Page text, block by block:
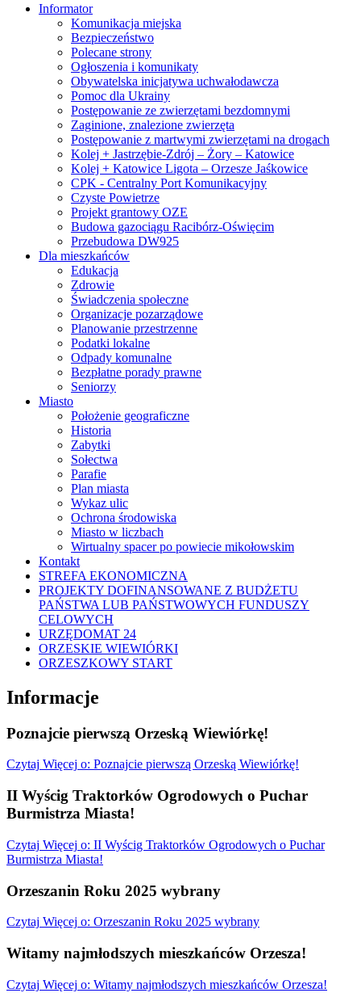
Informator
Komunikacja miejska
Bezpieczeństwo
Polecane strony
Ogłoszenia i komunikaty
Obywatelska inicjatywa uchwałodawcza
Pomoc dla Ukrainy
Postępowanie ze zwierzętami bezdomnymi
Zaginione, znalezione zwierzęta
Postępowanie z martwymi zwierzętami na drogach
Kolej + Jastrzębie-Zdrój – Żory – Katowice
Kolej + Katowice Ligota – Orzesze Jaśkowice
CPK - Centralny Port Komunikacyjny
Czyste Powietrze
Projekt grantowy OZE
Budowa gazociągu Racibórz-Oświęcim
Przebudowa DW925
Dla mieszkańców
Edukacja
Zdrowie
Świadczenia społeczne
Organizacje pozarządowe
Planowanie przestrzenne
Podatki lokalne
Odpady komunalne
Bezpłatne porady prawne
Seniorzy
Miasto
Położenie geograficzne
Historia
Zabytki
Sołectwa
Parafie
Plan miasta
Wykaz ulic
Ochrona środowiska
Miasto w liczbach
Wirtualny spacer po powiecie mikołowskim
Kontakt
STREFA EKONOMICZNA
PROJEKTY DOFINANSOWANE Z BUDŻETU
PAŃSTWA LUB PAŃSTWOWYCH FUNDUSZY
CELOWYCH
URZĘDOMAT 24
ORZESKIE WIEWIÓRKI
ORZESZKOWY START
Informacje
Poznajcie pierwszą Orzeską Wiewiórkę!
Czytaj Więcej o: Poznajcie pierwszą Orzeską Wiewiórkę!
II Wyścig Traktorków Ogrodowych o Puchar
Burmistrza Miasta!
Czytaj Więcej o: II Wyścig Traktorków Ogrodowych o Puchar
Burmistrza Miasta!
Orzeszanin Roku 2025 wybrany
Czytaj Więcej o: Orzeszanin Roku 2025 wybrany
Witamy najmłodszych mieszkańców Orzesza!
Czytaj Więcej o: Witamy najmłodszych mieszkańców Orzesza!